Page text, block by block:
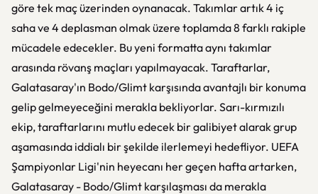
göre tek maç üzerinden oynanacak. Takımlar artık 4 iç
saha ve 4 deplasman olmak üzere toplamda 8 farklı rakiple
mücadele edecekler. Bu yeni formatta aynı takımlar
arasında rövanş maçları yapılmayacak. Taraftarlar,
Galatasaray'ın Bodo/Glimt karşısında avantajlı bir konuma
gelip gelmeyeceğini merakla bekliyorlar. Sarı-kırmızılı
ekip, taraftarlarını mutlu edecek bir galibiyet alarak grup
aşamasında iddialı bir şekilde ilerlemeyi hedefliyor. UEFA
Şampiyonlar Ligi'nin heyecanı her geçen hafta artarken,
Galatasaray - Bodo/Glimt karşılaşması da merakla